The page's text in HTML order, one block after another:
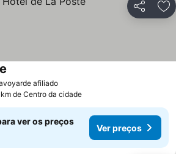
Partilhar
afiliado
de Centro da cidade
ver os preços
Ver preços